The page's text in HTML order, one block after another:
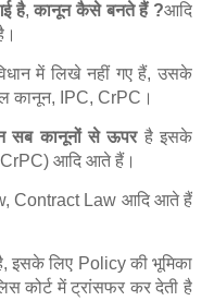
है,कानून कैसे बनते हैं ?आदि
में लिखे नहीं गए हैं, उसके
कानून, IPC, CrPC।
सब कानूनों से ऊपरहै इसके
CrPC) आदि आते हैं।
Contract Law आदि आते हैं
इसके लिए Policy की भूमिका
कोर्ट में ट्रांसफर कर देती है